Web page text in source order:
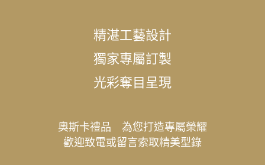
精湛工藝設計
獨家專屬訂製
光彩奪目呈現
奧斯卡禮品 為您打造專屬榮耀
歡迎致電或留言索取精美型錄